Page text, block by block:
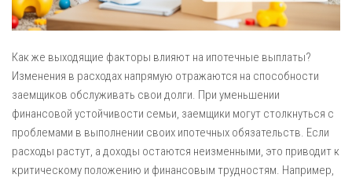
Как же выходящие факторы влияют на ипотечные выплаты?
Изменения в расходах напрямую отражаются на способности
заемщиков обслуживать свои долги. При уменьшении
финансовой устойчивости семьи, заемщики могут столкнуться с
проблемами в выполнении своих ипотечных обязательств. Если
расходы растут, а доходы остаются неизменными, это приводит к
критическому положению и финансовым трудностям. Например,